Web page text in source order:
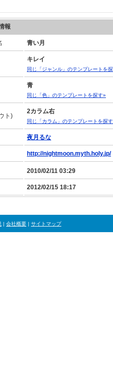
報
青い月
キレイ
同じ「ジャンル」のテンプレートを
青
同じ「色」のテンプレートを探す»
ト)
2カラム右
同じ「カラム」のテンプレートを探
夜月るな
http://nightmoon.myth.holy.jp/
2010/02/11 03:29
2012/02/15 18:17
| 会社概要 | サイトマップ